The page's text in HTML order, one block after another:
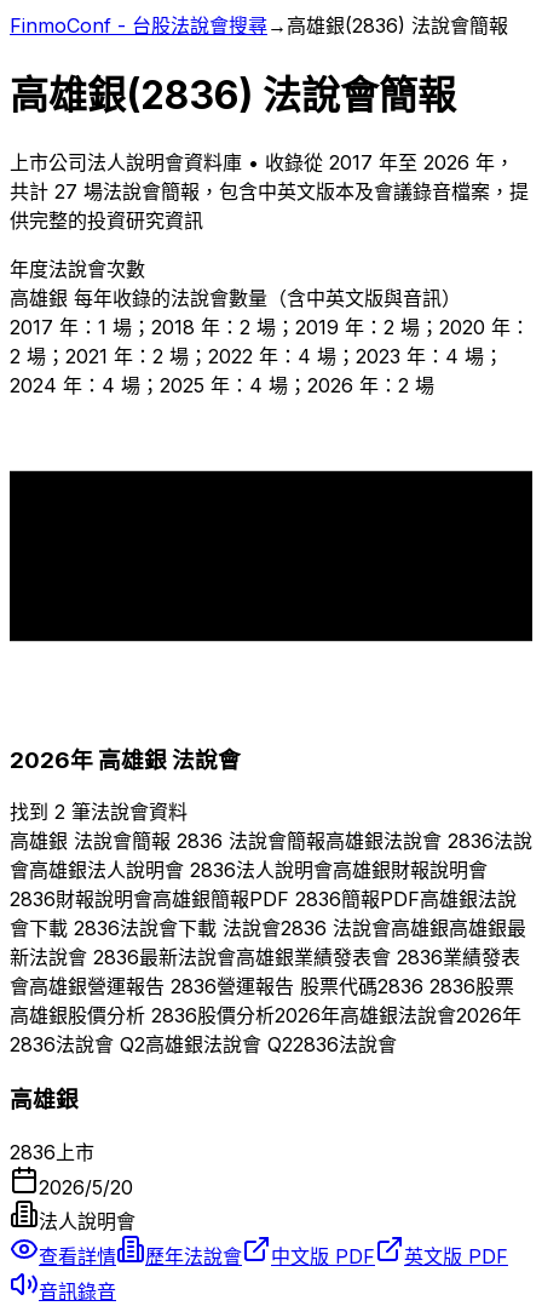
FinmoConf - 台股法說會搜尋→ 高雄銀(2836) 法說會簡報
高雄銀(2836) 法說會簡報
上市公司法人說明會資料庫 • 收錄從 2017 年至 2026 年，
共計 27 場法說會簡報，包含中英文版本及會議錄音檔案，提
供完整的投資研究資訊
年度法說會次數
高雄銀 每年收錄的法說會數量（含中英文版與音訊）
2017 年：1 場；2018 年：2 場；2019 年：2 場；2020 年：
2 場；2021 年：2 場；2022 年：4 場；2023 年：4 場；
2024 年：4 場；2025 年：4 場；2026 年：2 場
2026年 高雄銀法說會
找到 2 筆法說會資料
高雄銀 法說會簡報 2836 法說會簡報高雄銀法說會 2836法說
會高雄銀法人說明會 2836法人說明會高雄銀財報說明會
2836財報說明會高雄銀簡報PDF 2836簡報PDF高雄銀法說
會下載 2836法說會下載 法說會2836 法說會高雄銀高雄銀最
新法說會 2836最新法說會高雄銀業績發表會 2836業績發表
會高雄銀營運報告 2836營運報告 股票代碼2836 2836股票
高雄銀股價分析 2836股價分析2026年高雄銀法說會2026年
2836法說會 Q2高雄銀法說會 Q22836法說會
高雄銀
2836 上市
2026/5/20
法人說明會
查看詳情
歷年法說會 中文版 PDF
英文版 PDF
音訊錄音